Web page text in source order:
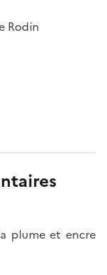
Rodin
plume et encre